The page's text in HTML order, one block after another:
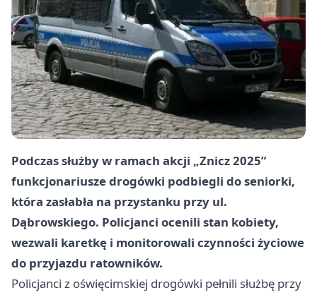
Podczas służby w ramach akcji „Znicz 2025”
funkcjonariusze drogówki podbiegli do seniorki,
która zasłabła na przystanku przy ul.
Dąbrowskiego. Policjanci ocenili stan kobiety,
wezwali karetkę i monitorowali czynności życiowe
do przyjazdu ratowników.
Policjanci z oświęcimskiej drogówki pełnili służbę przy